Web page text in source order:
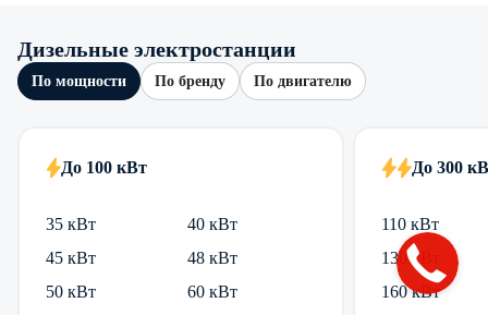
Дизельные электростанции
По мощности По бренду По двигателю
До 100 кВт
35 кВт
40 кВт
45 кВт
48 кВт
50 кВт
60 кВт
До 300
110 кВт
130 кВт
160 кВт